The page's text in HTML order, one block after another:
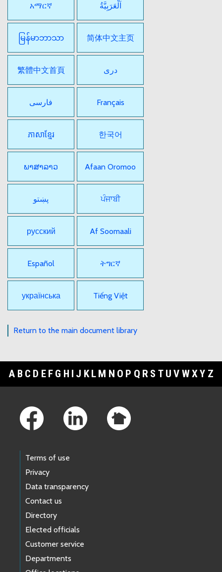
አማርኛ اَلْعَرَبِيَّةُ
မြန်မာဘာသာ 简体中文主页
繁體中文首頁 دری
فارسی Français
ភាសាខ្មែរ 한국어
ພາສາລາວ Afaan Oromoo
پښتو ਪੰਜਾਬੀ
русский Af Soomaali
Español ትግርኛ
українська Tiếng Việt
Return to the main document library
A B C D E F G H I J K L M N O P Q R S T U V WXY Z
Terms of use
Privacy
Data transparency
Contact us
Directory
Elected officials
Customer service
Departments